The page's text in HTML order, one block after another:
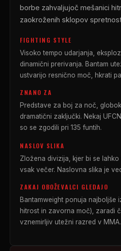
borbe zahvaljujoč mešanici
zaokroženih sklopov
FIGHTING STYLE
Visoko tempo udarjanja,
dinamični prerivanja. Bantam
ustvarijo resnično moč, hkrati
ZNANO ZA
Predstave za boj za noč,
dramatični zaključki. Nekaj UFC
so se zgodili pri 135 funtih.
NASLOV SLIKA
Zložena divizija, kjer bi se lahko
vsak večer. Naslovna slika je
ZAKAJ OBOŽEVALCI GLEDAJO
Bantamweight ponuja najboljše
hitrost in zavorna moč), zaradi
vznemirljiv utežni razred v MMA.